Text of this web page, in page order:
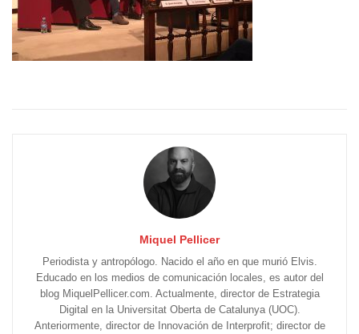
Miquel Pellicer
Periodista y antropólogo. Nacido el año en que murió Elvis.
Educado en los medios de comunicación locales, es autor del
blog MiquelPellicer.com. Actualmente, director de Estrategia
Digital en la Universitat Oberta de Catalunya (UOC).
Anteriormente, director de Innovación de Interprofit; director de